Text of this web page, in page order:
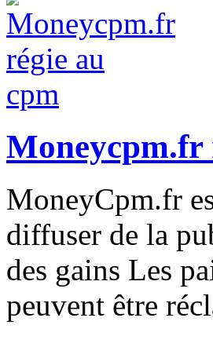
Moneycpm.fr
MoneyCpm.fr
diffuser de la
des gains Les
peuvent être